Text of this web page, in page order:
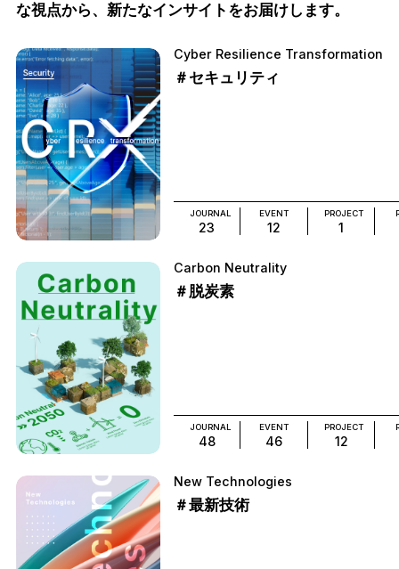
な視点から、新たなインサイトをお届けします。
Cyber Resilience Transformation
＃セキュリティ
JOURNAL
23
EVENT
12
PROJECT
1
Carbon Neutrality
＃脱炭素
JOURNAL
48
EVENT
46
PROJECT
12
New Technologies
＃最新技術